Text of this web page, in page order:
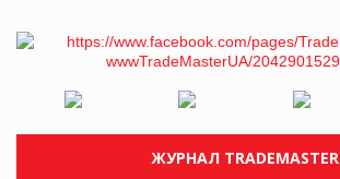
ЖУРНАЛ TRADEMASTER